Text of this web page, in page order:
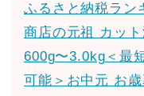
ふるさと納税ラン
商店の元祖 カッ
600g〜3.0kg＜最
可能＞お中元 お歳